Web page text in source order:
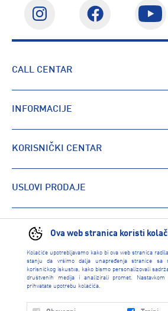
Ova web stranica koristi
Kolačiće upotrebljavamo kako bi ova web stranica
stanju da vršimo dalja unapređenja stranice sa
korisničkog iskustva, kako bismo personalizovali
društvenih medija i analizirali promet.
prihvatate upotrebu kolačića.
CALL CENTAR
INFORMACIJE
KORISNIČKI CENTAR
USLOVI PRODAJE
PRONAĐI RADNJU